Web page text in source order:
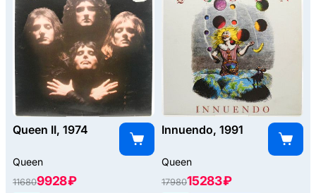
Queen II, 1974
Queen
116809928 ₽
Innuendo, 1991
Queen
1798015283 ₽